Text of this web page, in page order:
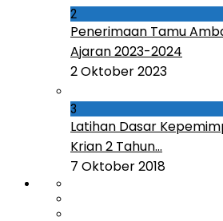
2
Penerimaan Tamu
Ajaran 2023-2024
2 Oktober 2023
3
Latihan Dasar
Krian 2 Tahun...
7 Oktober 2018